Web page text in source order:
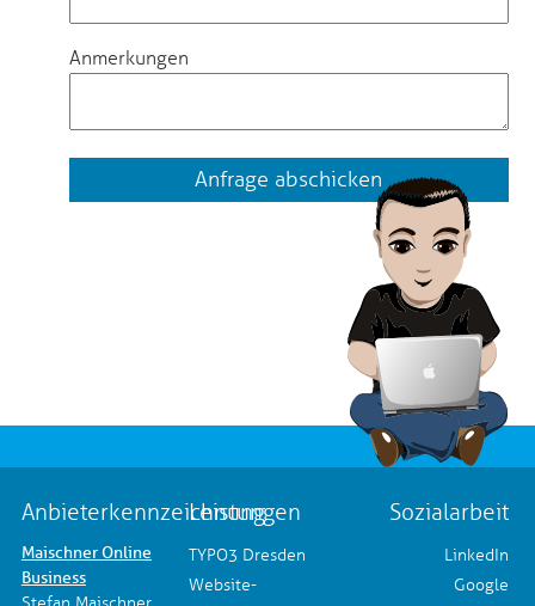
Anmerkungen
Anfrage abschicken
Anbieterkennzeichnung
Maischner Online
Business
Leistungen
TYPO3 Dresden
Website-
Sozialarbeit
LinkedIn
Google